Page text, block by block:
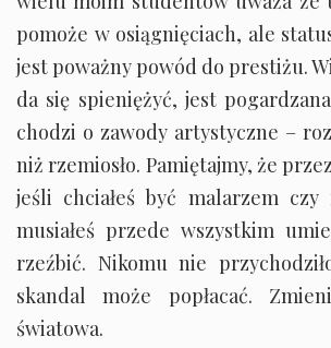
pomoże w osiągnięciach, ale
jest poważny powód do prestiżu.
da się spieniężyć, jest
chodzi o zawody artystyczne –
niż rzemiosło. Pamiętajmy, że
jeśli chciałeś być malarzem czy
musiałeś przede wszystkim
rzeźbić. Nikomu nie
skandal może popłacać.
światowa.